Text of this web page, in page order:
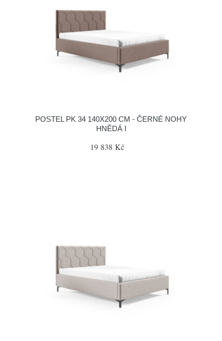
POSTEL PK 34 140X200 CM - ČERNÉ NOHY
HNĚDÁ I
19 838 Kč